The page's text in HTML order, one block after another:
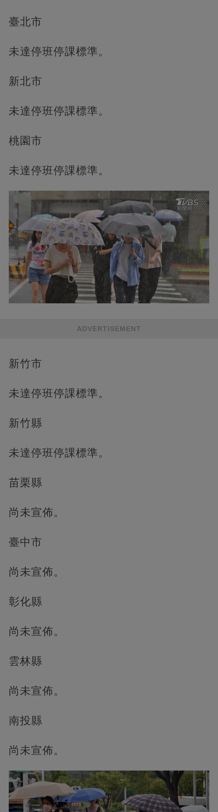
臺北市
未達停班停課標準。
新北市
未達停班停課標準。
桃園市
未達停班停課標準。
ADVERTISEMENT
新竹市
未達停班停課標準。
新竹縣
未達停班停課標準。
苗栗縣
尚未宣佈。
臺中市
尚未宣佈。
彰化縣
尚未宣佈。
雲林縣
尚未宣佈。
南投縣
尚未宣佈。